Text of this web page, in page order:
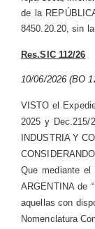
de la
8450.20.20, sin
Res.SIC 112/26
10/06/2026 (BO
VISTO el
2025 y Dec.215/
INDUSTRIA Y
Que mediante
ARGENTINA de
aquellas con
Nomenclatura